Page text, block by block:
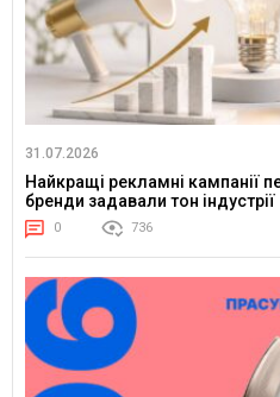
31.07.2026
Найкращі рекламні кампанії
бренди задавали тон індустрії
0 736